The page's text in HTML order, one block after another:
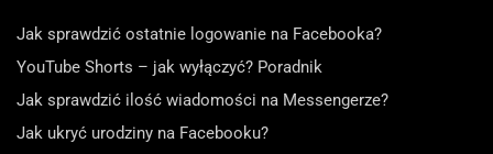
Jak sprawdzić ostatnie logowanie na Facebooka?
YouTube Shorts – jak wyłączyć? Poradnik
Jak sprawdzić ilość wiadomości na Messengerze?
Jak ukryć urodziny na Facebooku?